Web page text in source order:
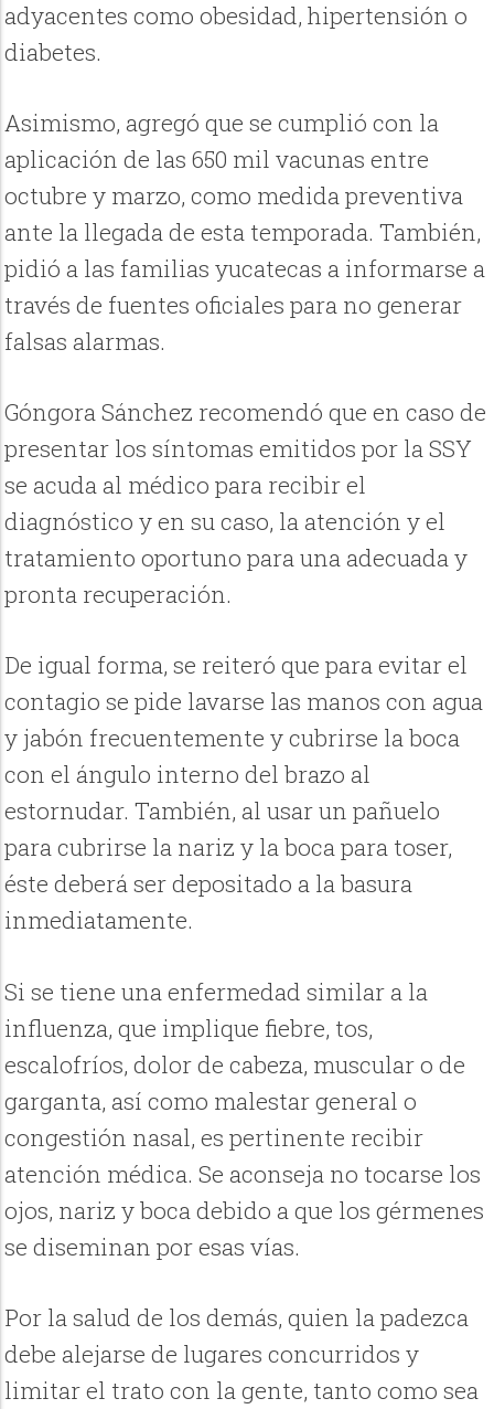
adyacentes como obesidad, hipertensión o
diabetes.
Asimismo, agregó que se cumplió con la
aplicación de las 650 mil vacunas entre
octubre y marzo, como medida preventiva
ante la llegada de esta temporada. También,
pidió a las familias yucatecas a informarse a
través de fuentes oficiales para no generar
falsas alarmas.
Góngora Sánchez recomendó que en caso de
presentar los síntomas emitidos por la SSY
se acuda al médico para recibir el
diagnóstico y en su caso, la atención y el
tratamiento oportuno para una adecuada y
pronta recuperación.
De igual forma, se reiteró que para evitar el
contagio se pide lavarse las manos con agua
y jabón frecuentemente y cubrirse la boca
con el ángulo interno del brazo al
estornudar. También, al usar un pañuelo
para cubrirse la nariz y la boca para toser,
éste deberá ser depositado a la basura
inmediatamente.
Si se tiene una enfermedad similar a la
influenza, que implique fiebre, tos,
escalofríos, dolor de cabeza, muscular o de
garganta, así como malestar general o
congestión nasal, es pertinente recibir
atención médica. Se aconseja no tocarse los
ojos, nariz y boca debido a que los gérmenes
se diseminan por esas vías.
Por la salud de los demás, quien la padezca
debe alejarse de lugares concurridos y
limitar el trato con la gente, tanto como sea